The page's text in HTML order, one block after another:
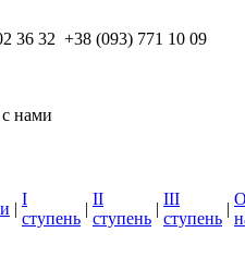
36 32 +38 (093) 771 10 09
с нами
|
I
ступень
|
II
ступень
|
III
ступень
|